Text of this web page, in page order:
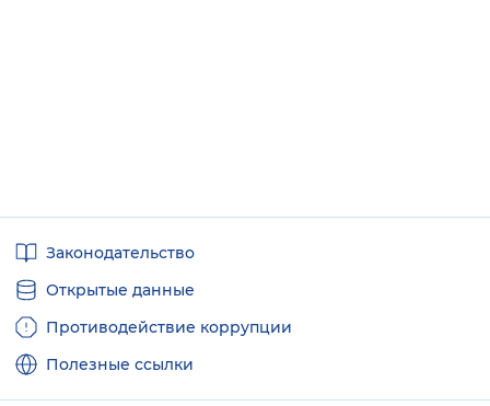
ссылкиЗаконодательство
Открытые данные
Противодействие коррупции
Полезные ссылки